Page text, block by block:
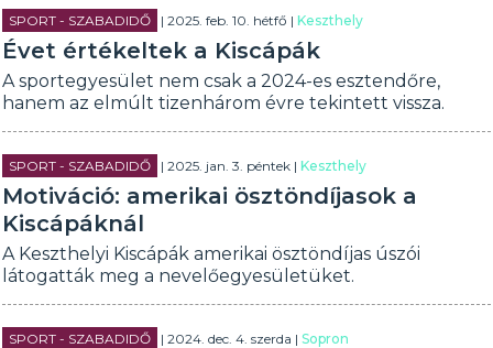
SPORT - SZABADIDŐ | 2025. feb. 10. hétfő |Keszthely
Évet értékeltek a Kiscápák
A sportegyesület nem csak a 2024-es esztendőre,
hanem az elmúlt tizenhárom évre tekintett vissza.
SPORT - SZABADIDŐ | 2025. jan. 3. péntek |Keszthely
Motiváció: amerikai ösztöndíjasok a
Kiscápáknál
A Keszthelyi Kiscápák amerikai ösztöndíjas úszói
látogatták meg a nevelőegyesületüket.
SPORT - SZABADIDŐ | 2024. dec. 4. szerda |Sopron